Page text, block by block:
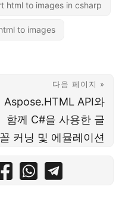
html to images in csharp
to images
다음 페이지 »
Aspose.HTML API와
함께 C#을 사용한 글
꼴 커닝 및 에뮬레이션